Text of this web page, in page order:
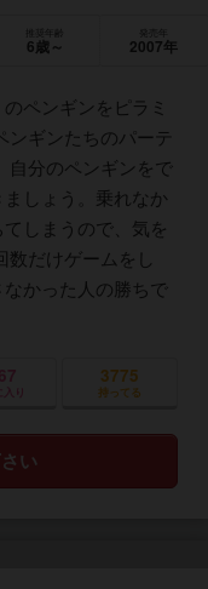
推奨年齢
6歳～ 2007年
ペンギンをピラミ
ギンたちのパーテ
自分のペンギンをで
しょう。乗れなか
しまうので、気を
数だけゲームをし
かった人の勝ちで
入り
3775
持ってる
い